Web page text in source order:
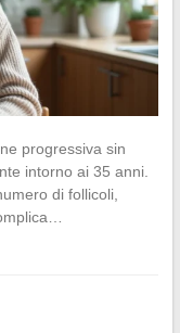
progressiva sin
intorno ai 35 anni.
di follicoli,